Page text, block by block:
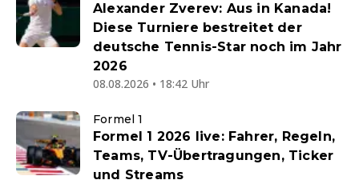
Alexander Zverev: Aus in Kanada!
Diese Turniere bestreitet der
deutsche Tennis-Star noch im Jahr
2026
08.08.2026 • 18:42 Uhr
Formel 1
Formel 1 2026 live: Fahrer, Regeln,
Teams, TV-Übertragungen, Ticker
und Streams